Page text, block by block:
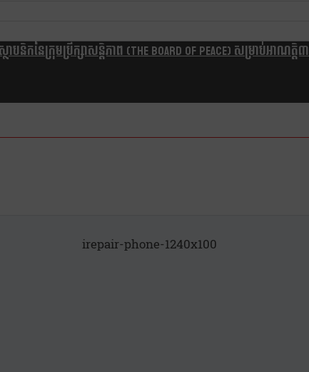
និកនៃក្រុមប្រឹក្សាសន្តិភាព (The Board Of Peace) សម្រាប់អាណត្តិ៣
irepair-phone-1240x100